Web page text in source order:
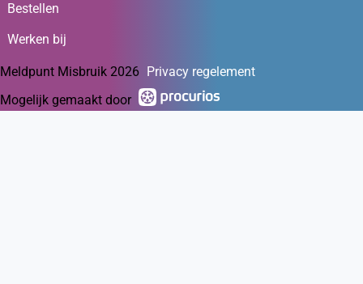
Bestellen
Werken bij
Meldpunt Misbruik 2026 Privacy regelement
Mogelijk gemaakt door